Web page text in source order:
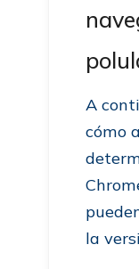
A
cómo
la